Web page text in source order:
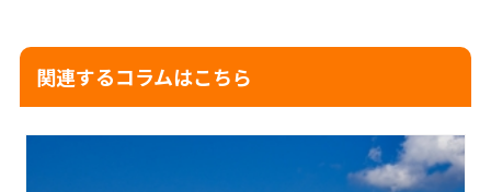
関連するコラムはこちら